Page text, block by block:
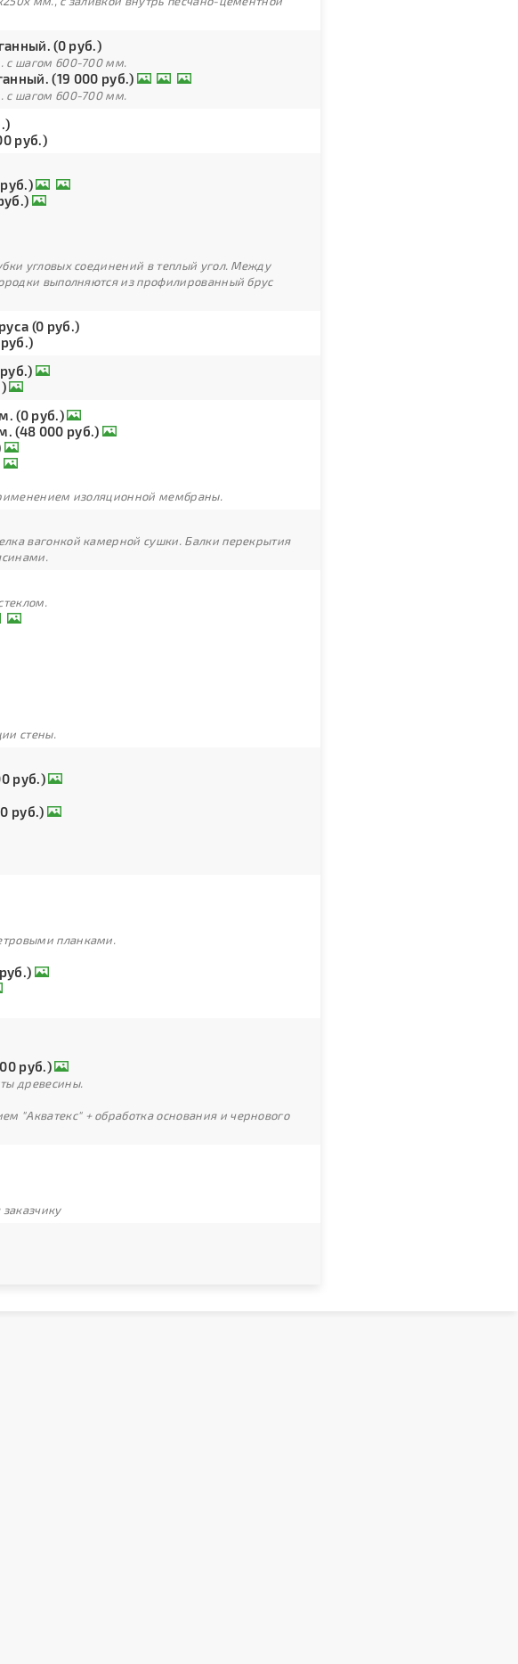
(0 руб.)
с шагом 600-700 мм.
(19 000 руб.)
с шагом 600-700 мм.
руб.)
угловых соединений в теплый угол. Между
выполняются из профилированный брус
(0 руб.)
(0 руб.)
(48 000 руб.)
изоляционной мембраны.
вагонкой камерной сушки. Балки перекрытия
стены.
руб.)
руб.)
планками.
руб.)
древесины.
"Акватекс" + обработка основания и чернового